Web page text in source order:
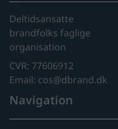
Deltidsansatte
brandfolks faglige
organisation
CVR: 77606912
Email: cos@dbrand.dk
Navigation